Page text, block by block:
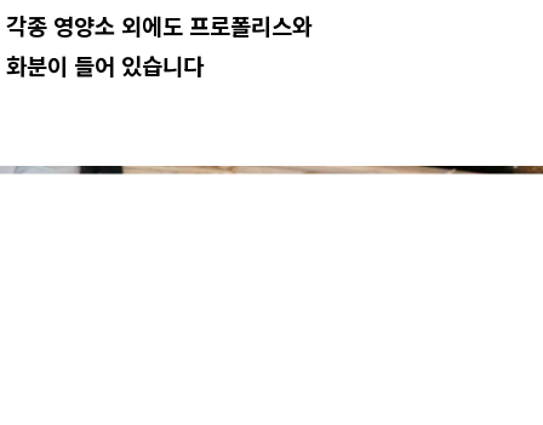
각종 영양소 외에도 프로폴리스와
화분이 들어 있습니다